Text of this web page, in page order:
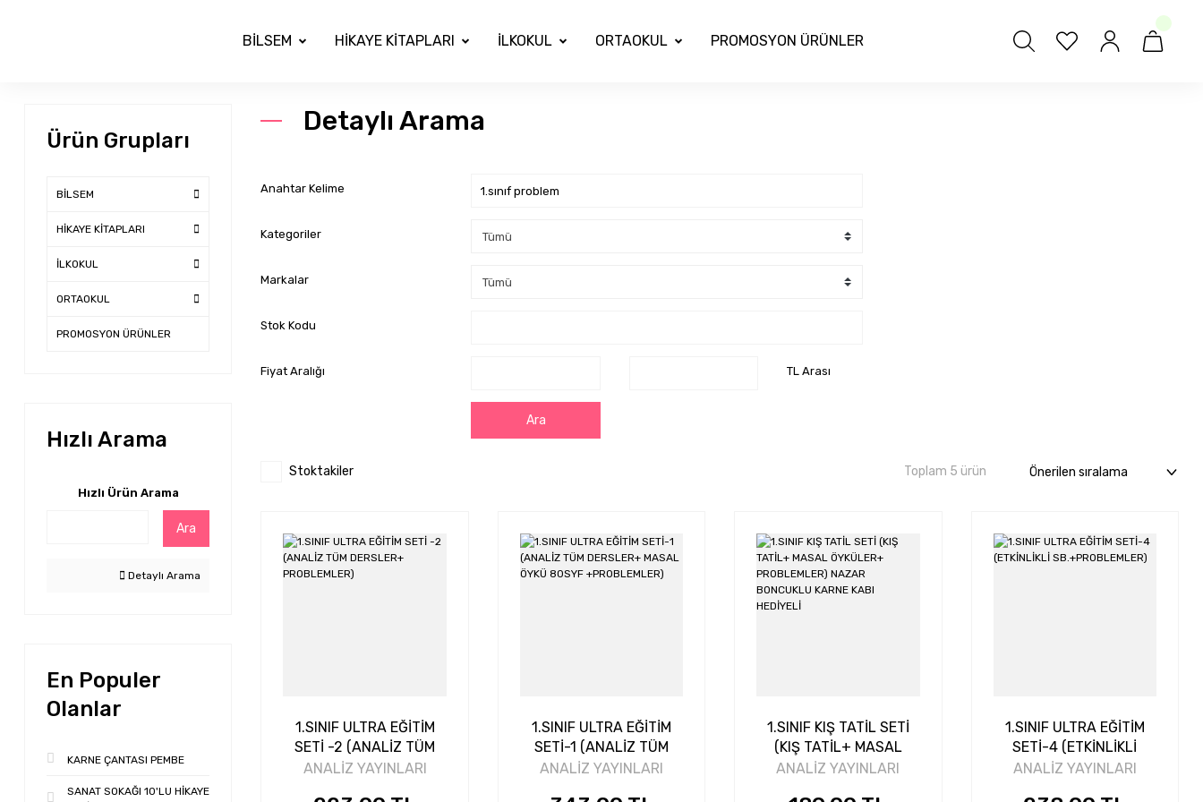
BİLSEM HİKAYE KİTAPLARI İLKOKUL ORTAOKUL PROMOSYON ÜRÜNLER
Ürün Grupları
BİLSEM
HİKAYE KİTAPLARI
İLKOKUL
ORTAOKUL
PROMOSYON ÜRÜNLER
Hızlı Arama
Hızlı Ürün Arama
Ara
Detaylı Arama
En Populer
Olanlar
KARNE ÇANTASI PEMBE
SANAT SOKAĞI 10'LU HİKAYE
Detaylı Arama
Anahtar Kelime
Kategoriler
Markalar
Stok Kodu
Fiyat Aralığı TL Arası
Ara
Stoktakiler Toplam 5 ürün
1.SINIF ULTRA EĞİTİM
SETİ -2 (ANALİZ TÜM
DERSLER+
ANALİZ YAYINLARI
1.SINIF ULTRA EĞİTİM
SETİ-1 (ANALİZ TÜM
DERSLER+ MASAL ÖYKÜ
ANALİZ YAYINLARI
1.SINIF KIŞ TATİL SETİ
(KIŞ TATİL+ MASAL
ÖYKÜLER+
ANALİZ YAYINLARI
1.SINIF ULTRA EĞİTİM
SETİ-4 (ETKİNLİKLİ
SB.+PROBLEMLER)
ANALİZ YAYINLARI